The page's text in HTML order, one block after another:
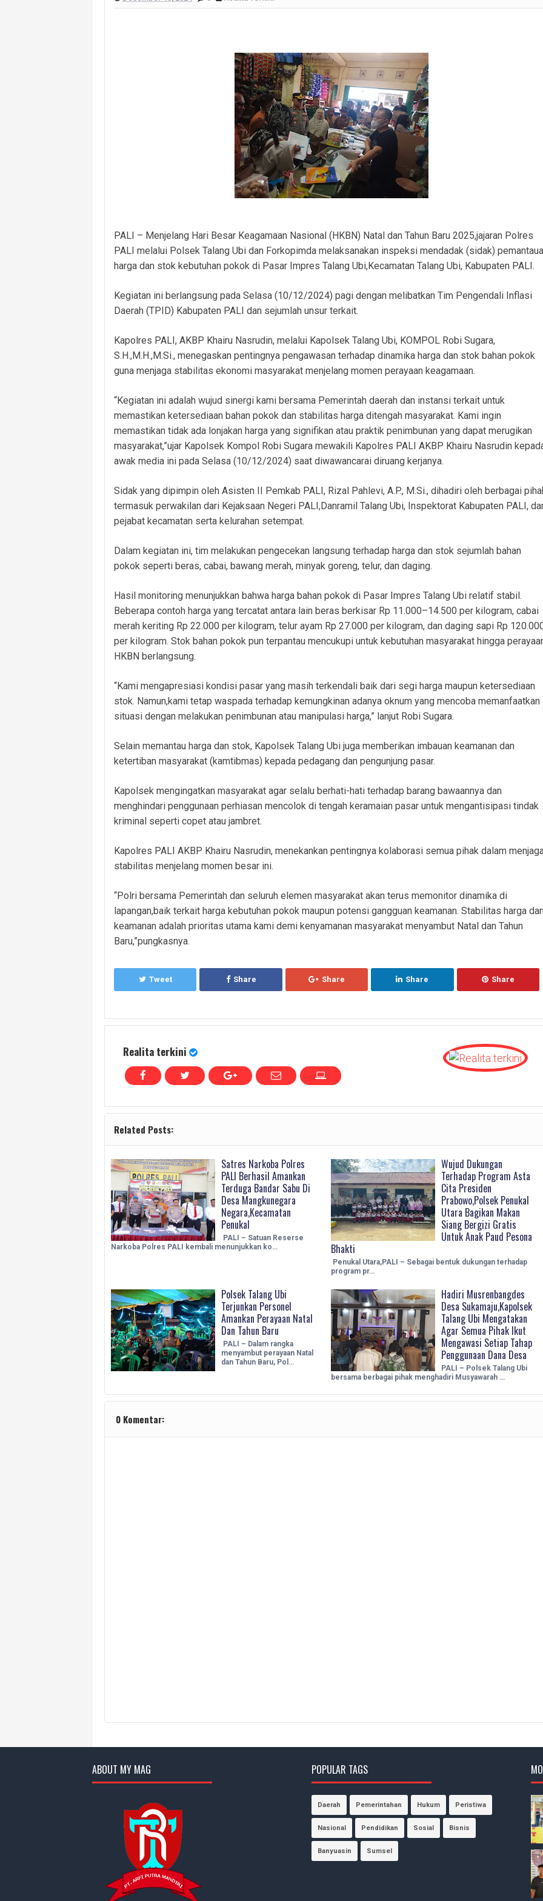
Polsek Banyuasin I Ungkap Kasus Curanmor, Pelaku dan Barang Bukti Berhasil Diamankan.
Cegah Kejahatan 3C dan Kecelakaan, Satlantas Polres PALI Gelar Patroli Subuh di Kawasan Masjid Syuhada
Cegah Kejahatan Malam Hari, Polsek Penukal Utara Intensifkan Patroli KRYD Sasar Potensi Gangguan Kamtibmas
Polsek Banyuasin II Berhasil Ungkap Pencurian Perangkat BTS di Banyuasin II, Tiga Terduga Pelaku Diamankan
Kebakaran Hanguskan Dua Rumah di Dusun III Talang Kampai, Polisi: Tidak Ada Korban Jiwa
PALI – Menjelang Hari Besar Keagamaan Nasional (HKBN) Natal dan Tahun Baru 2025,jajaran Polres
PALI melalui Polsek Talang Ubi dan Forkopimda melaksanakan inspeksi mendadak (sidak)
harga dan stok kebutuhan pokok di Pasar Impres Talang Ubi,Kecamatan Talang Ubi, Kabupaten PALI.
Kegiatan ini berlangsung pada Selasa (10/12/2024) pagi dengan melibatkan Tim Pengendali Inflasi
Daerah (TPID) Kabupaten PALI dan sejumlah unsur terkait.
Kapolres PALI, AKBP Khairu Nasrudin, melalui Kapolsek Talang Ubi, KOMPOL Robi Sugara,
S.H.,M.H.,M.Si., menegaskan pentingnya pengawasan terhadap dinamika harga dan stok bahan pokok
guna menjaga stabilitas ekonomi masyarakat menjelang momen perayaan keagamaan.
“Kegiatan ini adalah wujud sinergi kami bersama Pemerintah daerah dan instansi terkait untuk
memastikan ketersediaan bahan pokok dan stabilitas harga ditengah masyarakat. Kami ingin
memastikan tidak ada lonjakan harga yang signifikan atau praktik penimbunan yang dapat merugikan
masyarakat,”ujar Kapolsek Kompol Robi Sugara mewakili Kapolres PALI AKBP Khairu Nasrudin
awak media ini pada Selasa (10/12/2024) saat diwawancarai diruang kerjanya.
Sidak yang dipimpin oleh Asisten II Pemkab PALI, Rizal Pahlevi, A.P., M.Si., dihadiri oleh berbagai
termasuk perwakilan dari Kejaksaan Negeri PALI,Danramil Talang Ubi, Inspektorat Kabupaten PALI,
pejabat kecamatan serta kelurahan setempat.
Dalam kegiatan ini, tim melakukan pengecekan langsung terhadap harga dan stok sejumlah bahan
pokok seperti beras, cabai, bawang merah, minyak goreng, telur, dan daging.
Hasil monitoring menunjukkan bahwa harga bahan pokok di Pasar Impres Talang Ubi relatif stabil.
Beberapa contoh harga yang tercatat antara lain beras berkisar Rp 11.000–14.500 per kilogram, cabai
merah keriting Rp 22.000 per kilogram, telur ayam Rp 27.000 per kilogram, dan daging sapi Rp
per kilogram. Stok bahan pokok pun terpantau mencukupi untuk kebutuhan masyarakat hingga
HKBN berlangsung.
“Kami mengapresiasi kondisi pasar yang masih terkendali baik dari segi harga maupun ketersediaan
stok. Namun,kami tetap waspada terhadap kemungkinan adanya oknum yang mencoba memanfaatkan
situasi dengan melakukan penimbunan atau manipulasi harga,” lanjut Robi Sugara.
Selain memantau harga dan stok, Kapolsek Talang Ubi juga memberikan imbauan keamanan dan
ketertiban masyarakat (kamtibmas) kepada pedagang dan pengunjung pasar.
Kapolsek mengingatkan masyarakat agar selalu berhati-hati terhadap barang bawaannya dan
menghindari penggunaan perhiasan mencolok di tengah keramaian pasar untuk mengantisipasi tindak
kriminal seperti copet atau jambret.
Kapolres PALI AKBP Khairu Nasrudin, menekankan pentingnya kolaborasi semua pihak dalam
stabilitas menjelang momen besar ini.
“Polri bersama Pemerintah dan seluruh elemen masyarakat akan terus memonitor dinamika di
lapangan,baik terkait harga kebutuhan pokok maupun potensi gangguan keamanan. Stabilitas harga
keamanan adalah prioritas utama kami demi kenyamanan masyarakat menyambut Natal dan Tahun
Baru,”pungkasnya.
Tweet Share Share Share Share
Realita terkini
Related Posts:
Satres Narkoba Polres
PALI Berhasil Amankan
Terduga Bandar Sabu Di
Desa Mangkunegara
Negara,Kecamatan
Penukal
PALI – Satuan Reserse
Narkoba Polres PALI kembali menunjukkan ko…
Wujud Dukungan
Terhadap Program Asta
Cita Presiden
Prabowo,Polsek Penukal
Utara Bagikan Makan
Siang Bergizi Gratis
Untuk Anak Paud Pesona
Bhakti
Penukal Utara,PALI – Sebagai bentuk dukungan terhadap
program pr…
Polsek Talang Ubi
Terjunkan Personel
Amankan Perayaan Natal
Dan Tahun Baru
PALI – Dalam rangka
menyambut perayaan Natal
dan Tahun Baru, Pol…
Hadiri Musrenbangdes
Desa Sukamaju,Kapolsek
Talang Ubi Mengatakan
Agar Semua Pihak Ikut
Mengawasi Setiap Tahap
Penggunaan Dana Desa
PALI – Polsek Talang Ubi
bersama berbagai pihak menghadiri Musyawarah …
0 Komentar:
ABOUT MY MAG POPULAR TAGS
Daerah Pemerintahan Hukum Peristiwa
Nasional Pendidikan Sosial Bisnis
Banyuasin Sumsel